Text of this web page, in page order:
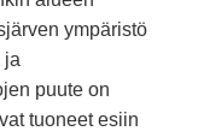
ympäristö
ja
puute on
tuoneet esiin